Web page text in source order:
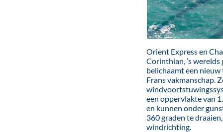
Orient Express en
Corinthian, ’s
belichaamt een
Frans vakmanschap.
een oppervlakte van
en kunnen onder
360 graden te
windrichting.